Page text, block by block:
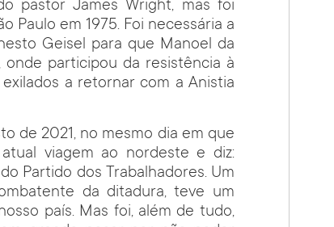
pastor James Wright, mas foi
Paulo em 1975. Foi necessária a
Geisel para que Manoel da
onde participou da resistência à
a retornar com a Anistia
de 2021, no mesmo dia em que
viagem ao nordeste e diz:
Partido dos Trabalhadores. Um
da ditadura, teve um
país. Mas foi, além de tudo,